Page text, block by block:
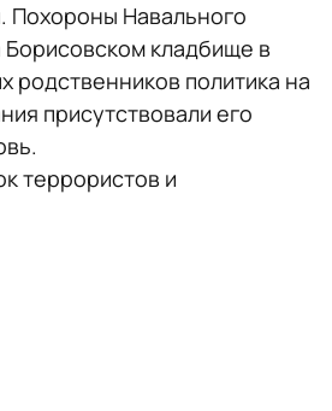
Похороны Навального
Борисовском кладбище в
родственников политика на
присутствовали его
террористов и